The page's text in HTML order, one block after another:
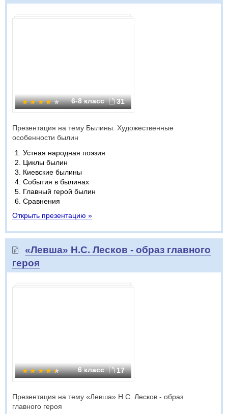
6-8 класс 31
Презентация на тему Былины. Художественные
особенности былин
Устная народная поэзия
Циклы былин
Киевские былины
События в былинах
Главный герой былин
Сравнения
Открыть презентацию »
«Левша» Н.С. Лесков - образ главного
героя
6 класс 17
Презентация на тему «Левша» Н.С. Лесков - образ
главного героя